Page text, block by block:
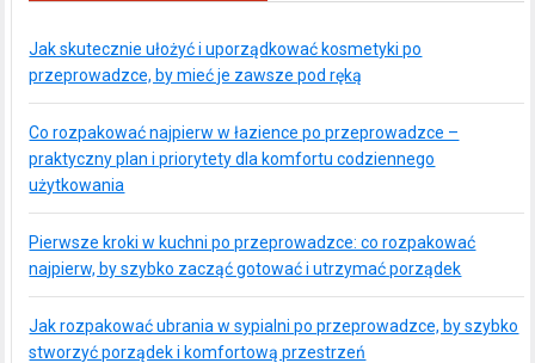
Jak skutecznie ułożyć i uporządkować kosmetyki po
przeprowadzce, by mieć je zawsze pod ręką
Co rozpakować najpierw w łazience po przeprowadzce –
praktyczny plan i priorytety dla komfortu codziennego
użytkowania
Pierwsze kroki w kuchni po przeprowadzce: co rozpakować
najpierw, by szybko zacząć gotować i utrzymać porządek
Jak rozpakować ubrania w sypialni po przeprowadzce, by szybko
stworzyć porządek i komfortową przestrzeń